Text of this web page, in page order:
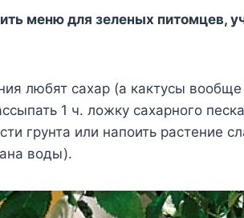
меню для зеленых питомцев,
любят сахар (а кактусы
1 ч. ложку сахарного
грунта или напоить растение
воды).